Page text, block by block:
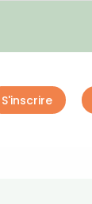
S'inscrire